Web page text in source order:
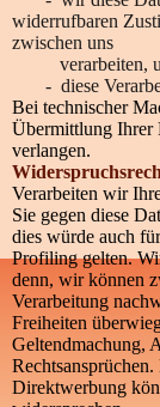
widerrufbaren
zwischen uns
verarbeiten,
- diese
Bei technischer
Übermittlung Ihrer
verlangen.
Verarbeiten wir
Sie gegen diese
dies würde auch
Profiling gelten.
denn, wir können
Verarbeitung
Freiheiten
Geltendmachung,
Direktwerbung